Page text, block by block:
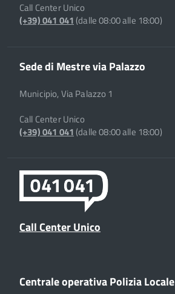
Call Center Unico
(+39) 041 041(dalle 08:00 alle 18:00)
Sede di Mestre via Palazzo
Municipio, Via Palazzo 1
Call Center Unico
(+39) 041 041(dalle 08:00 alle 18:00)
Call Center Unico
Centrale operativa Polizia Locale